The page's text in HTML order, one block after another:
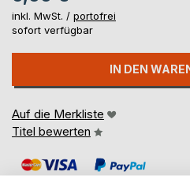
inkl. MwSt. / portofrei
sofort verfügbar
IN DEN
Auf die Merkliste
Titel bewerten